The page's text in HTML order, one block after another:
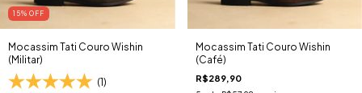
15% OFF
Mocassim Tati Couro Wishin
(Militar)
(1)
Mocassim Tati Couro Wishin
(Café)
R$289,90